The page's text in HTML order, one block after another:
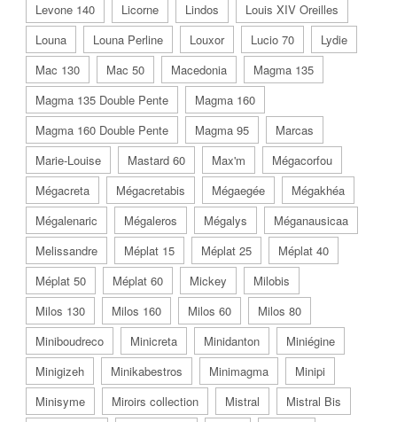
Levone 140
Licorne Lindos
Louis XIV Oreilles
Louna
Louna Perline Louxor Lucio 70
Lydie
Mac 130
Mac 50 Macedonia
Magma 135
Magma 135 Double Pente
Magma 160
Magma 160 Double Pente
Magma 95
Marcas
Marie-Louise
Mastard 60 Max'm
Mégacorfou
Mégacreta
Mégacretabis Mégaegée
Mégakhéa
Mégalenaric
Mégaleros Mégalys
Méganausicaa
Melissandre
Méplat 15 Méplat 25
Méplat 40
Méplat 50
Méplat 60 Mickey
Milobis
Milos 130
Milos 160 Milos 60
Milos 80
Miniboudreco
Minicreta Minidanton
Miniégine
Minigizeh
Minikabestros Minimagma
Minipi
Minisyme
Miroirs collection Mistral
Mistral Bis